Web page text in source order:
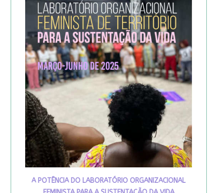
A POTÊNCIA DO LABORATÓRIO ORGANIZACIONAL